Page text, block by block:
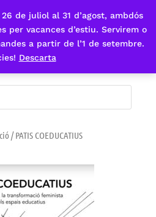
de juliol al 31 d’agost, ambdós
per vacances d’estiu. Servirem o
a partir de l’1 de setembre.
Descarta
/ PATIS COEDUCATIUS